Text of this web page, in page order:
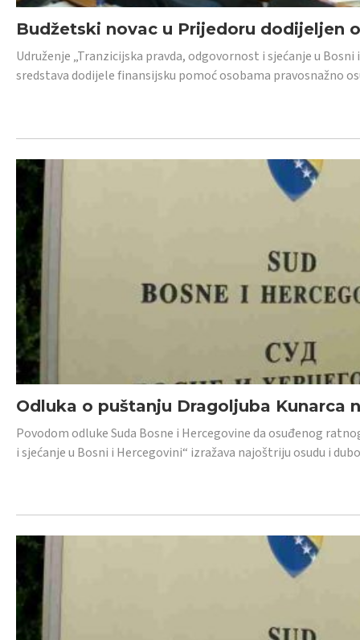
Budžetski novac u Prijedoru dodijeljen
Udruženje „Tranzicijska pravda, odgovornost i sjećanje u
sredstava dodijele finansijsku pomoć osobama pravosnažno
Odluka o puštanju Dragoljuba Kunarca
Povodom odluke Suda Bosne i Hercegovine da osuđenog
i sjećanje u Bosni i Hercegovini“ izražava najoštriju osudu i